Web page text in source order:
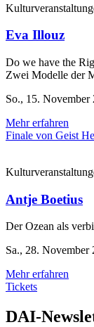
Eva Illouz
Do we have the
Zwei Modelle der
So., 15.
Mehr erfahren
Finale von Geist
Antje Boetius
Der Ozean als
Sa., 28. November
Mehr erfahren
Tickets
DAI-